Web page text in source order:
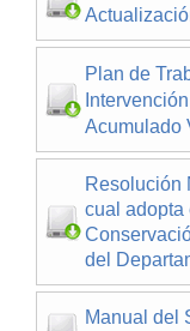
Plan de
Acumulado
Resolución
cual adopta
del
Manual del